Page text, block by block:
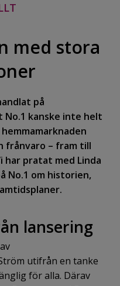
med stora
på
kanske inte helt
frånvaro – fram till
har pratat med Linda
No.1 om historien,
lansering
utifrån en tanke
för alla. Därav